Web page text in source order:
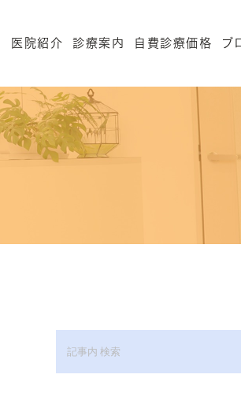
医院紹介 診療案内 自費診療価格 ブ